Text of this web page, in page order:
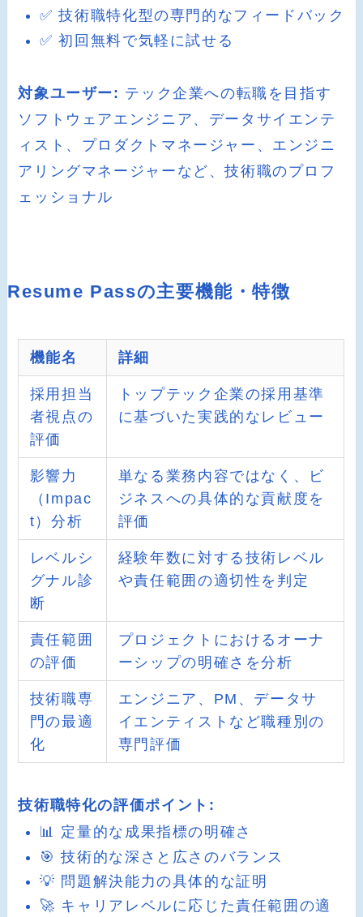
✅ 技術職特化型の専門的なフィードバック
✅ 初回無料で気軽に試せる
対象ユーザー: テック企業への転職を目指す
ソフトウェアエンジニア、データサイエンテ
ィスト、プロダクトマネージャー、エンジニ
アリングマネージャーなど、技術職のプロフ
ェッショナル
Resume Passの主要機能・特徴
機能名 詳細
採用担当
者視点の
評価
トップテック企業の採用基準
に基づいた実践的なレビュー
影響力
（Impac
t）分析
単なる業務内容ではなく、ビ
ジネスへの具体的な貢献度を
評価
レベルシ
グナル診
断
経験年数に対する技術レベル
や責任範囲の適切性を判定
責任範囲
の評価
プロジェクトにおけるオーナ
ーシップの明確さを分析
技術職専
門の最適
化
エンジニア、PM、データサ
イエンティストなど職種別の
専門評価
技術職特化の評価ポイント:
📊 定量的な成果指標の明確さ
🎯 技術的な深さと広さのバランス
💡 問題解決能力の具体的な証明
🚀 キャリアレベルに応じた責任範囲の適